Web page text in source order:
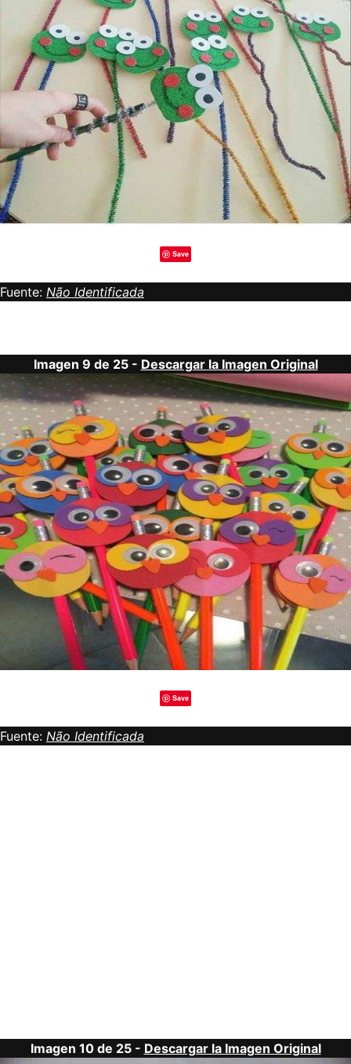
Save
Fuente: Não Identificada
Imagen 9 de 25 - Descargar la Imagen Original
Save
Fuente: Não Identificada
Imagen 10 de 25 - Descargar la Imagen Original